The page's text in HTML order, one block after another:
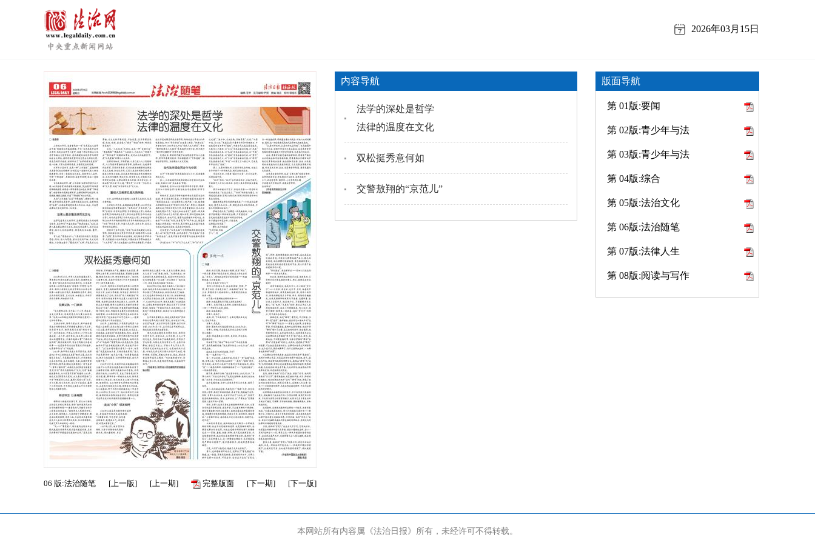
2026年03月15日
06 版:法治随笔 [上一版] [上一期] 完整版面 [下一期] [下一版]
内容导航
法学的深处是哲学
法律的温度在文化
双松挺秀意何如
交警敖翔的“京范儿”
版面导航
第 01版:要闻
第 02版:青少年与法
第 03版:青少年与法
第 04版:综合
第 05版:法治文化
第 06版:法治随笔
第 07版:法律人生
第 08版:阅读与写作
本网站所有内容属《法治日报》所有，未经许可不得转载。